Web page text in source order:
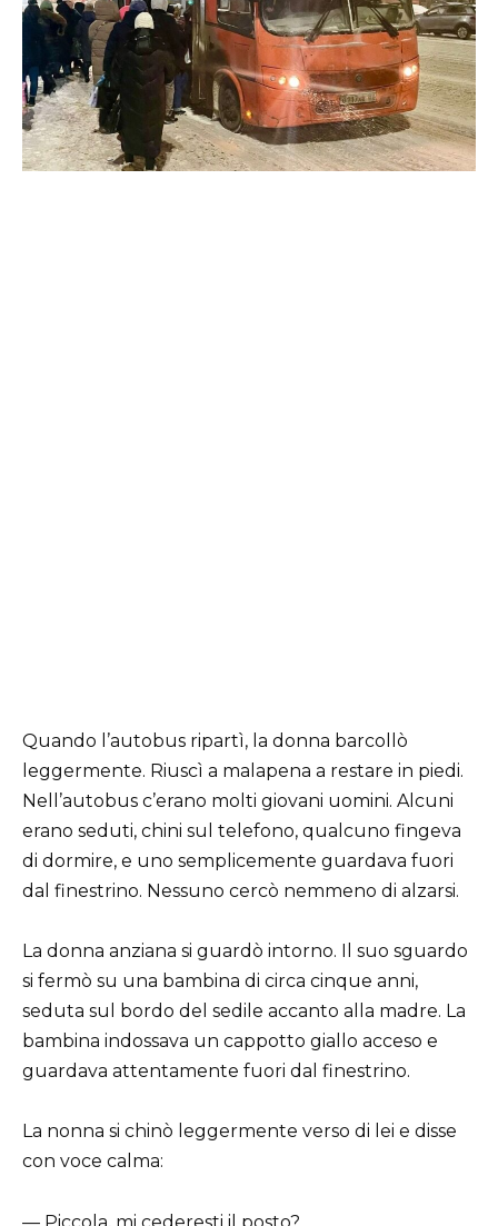
Quando l’autobus ripartì, la donna barcollò
leggermente. Riuscì a malapena a restare in piedi.
Nell’autobus c’erano molti giovani uomini. Alcuni
erano seduti, chini sul telefono, qualcuno fingeva
di dormire, e uno semplicemente guardava fuori
dal finestrino. Nessuno cercò nemmeno di alzarsi.
La donna anziana si guardò intorno. Il suo sguardo
si fermò su una bambina di circa cinque anni,
seduta sul bordo del sedile accanto alla madre. La
bambina indossava un cappotto giallo acceso e
guardava attentamente fuori dal finestrino.
La nonna si chinò leggermente verso di lei e disse
con voce calma:
— Piccola, mi cederesti il posto?